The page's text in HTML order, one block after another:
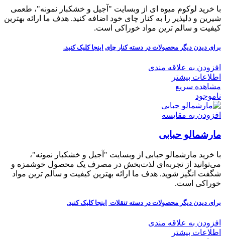
با خرید لوکوم میوه ای از وبسایت "آجیل و خشکبار نمونه"، طعمی
شیرین و دلپذیر را به کنار چای خود اضافه کنید. هدف ما ارائه بهترین
کیفیت و سالم ترین مواد خوراکی است.
برای دیدن دیگر محصولات در دسته کنار چای اینجا کلیککنید.
افزودن به علاقه مندی
اطلاعات بیشتر
مشاهده سریع
ناموجود
افزودن به مقایسه
مارشمالو حبابی
با خرید مارشمالو حبابی از وبسایت "آجیل و خشکبار نمونه"،
می‌توانید از تجربه‌ای لذت‌بخش در مصرف یک محصول خوشمزه و
شگفت انگیز شوید. هدف ما ارائه بهترین کیفیت و سالم ترین مواد
خوراکی است.
برای دیدن دیگر محصولات در دسته تنقلات اینجا کلیککنید.
افزودن به علاقه مندی
اطلاعات بیشتر